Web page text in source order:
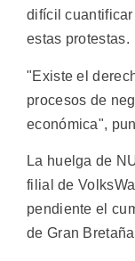
difícil
estas protestas.
"Existe el
procesos de
económica",
La huelga de
filial de
pendiente el
de Gran